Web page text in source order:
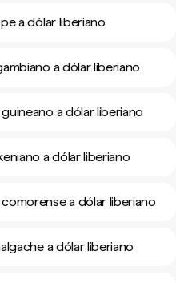
a dólar liberiano
a dólar liberiano
a dólar liberiano
a dólar liberiano
a dólar liberiano
a dólar liberiano